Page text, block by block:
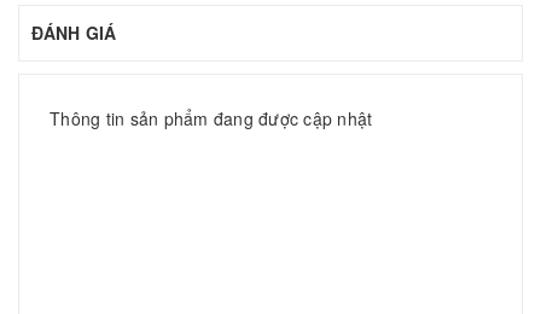
ĐÁNH GIÁ
Thông tin sản phẩm đang được cập nhật